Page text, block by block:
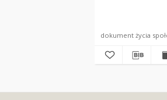
dokument życia